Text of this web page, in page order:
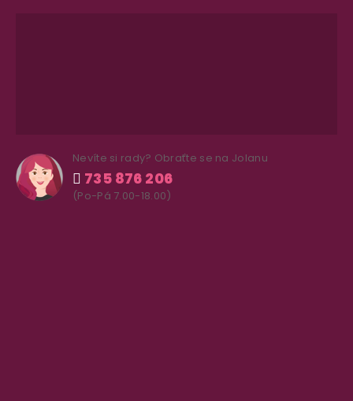
Nevíte si rady? Obraťte se na Jolanu
735 876 206
(Po-Pá 7.00-18.00)